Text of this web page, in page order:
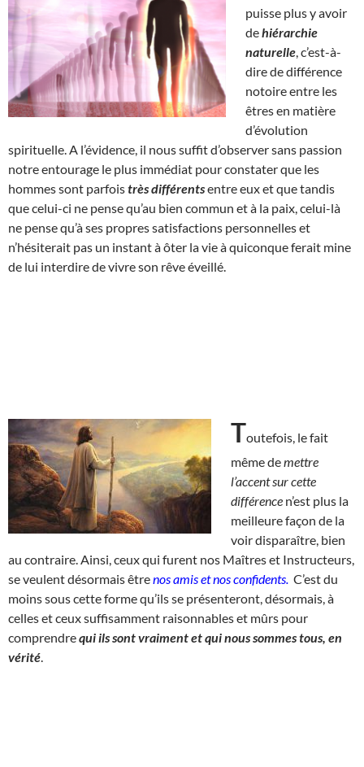
puisse plus y avoir
dehiérarchie
naturelle , c’est-à-
dire de différence
notoire entre les
êtres en matière
d’évolution
spirituelle. A l’évidence, il nous suffit d’observer sans passion
notre entourage le plus immédiat pour constater que les
hommes sont parfoistrès différentsentre eux et que tandis
que celui-ci ne pense qu’au bien commun et à la paix, celui-là
ne pense qu’à ses propres satisfactions personnelles et
n’hésiterait pas un instant à ôter la vie à quiconque ferait mine
de lui interdire de vivre son rêve éveillé.
Toutefois, le fait
même demettre
l’accent sur cette
différence n’est plus la
meilleure façon de la
voir disparaître, bien
au contraire. Ainsi, ceux qui furent nos Maîtres et Instructeurs,
se veulent désormais êtrenos amis et nos confidents. C’est du
moins sous cette forme qu’ils se présenteront, désormais, à
celles et ceux suffisamment raisonnables et mûrs pour
comprendrequi ils sont vraiment et qui nous sommes tous, en
vérité